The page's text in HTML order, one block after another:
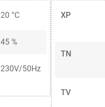
20 °C
45 %
230V/50Hz
XP
TN
TV